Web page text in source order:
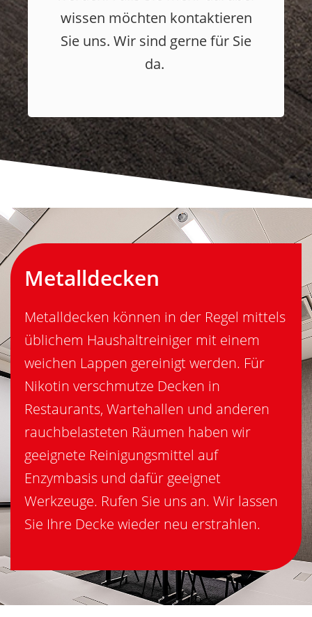
wissen möchten kontaktieren
Sie uns. Wir sind gerne für Sie
da.
Metalldecken
Metalldecken können in der Regel mittels
üblichem Haushaltreiniger mit einem
weichen Lappen gereinigt werden. Für
Nikotin verschmutze Decken in
Restaurants, Wartehallen und anderen
rauchbelasteten Räumen haben wir
geeignete Reinigungsmittel auf
Enzymbasis und dafür geeignet
Werkzeuge. Rufen Sie uns an. Wir lassen
Sie Ihre Decke wieder neu erstrahlen.